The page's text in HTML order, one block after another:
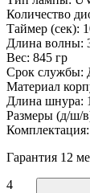
Количество
Таймер (сек):
Длина волны:
Вес: 845 гр
Срок службы:
Материал
Длина шнура:
Размеры (д/ш/
Гарантия 12
4